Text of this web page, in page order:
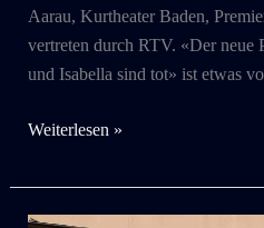
Aarau, Kurtheater Baden,
vertreten durch RTV. «Der neue
und Isabella sind tot» ist etwas
2021
&
Fieber
Weiterlesen »